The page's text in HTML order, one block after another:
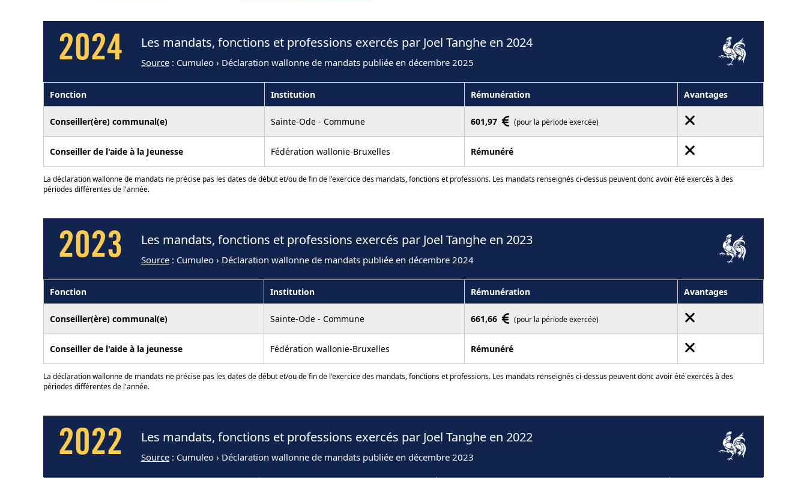
2024 Les mandats, fonctions et professions exercés par Joel Tanghe en 2024
Source : Cumuleo › Déclaration wallonne de mandats publiée en décembre 2025
Fonction Institution Rémunération Avantages
Conseiller(ère) communal(e) Sainte-Ode - Commune 601,97 (pour la période exercée)
Conseiller de l'aide à la Jeunesse Fédération wallonie-Bruxelles Rémunéré
La déclaration wallonne de mandats ne précise pas les dates de début et/ou de fin de l'exercice des mandats, fonctions et professions. Les mandats renseignés ci-dessus peuvent donc avoir été exercés à des
périodes différentes de l'année.
2023 Les mandats, fonctions et professions exercés par Joel Tanghe en 2023
Source : Cumuleo › Déclaration wallonne de mandats publiée en décembre 2024
Fonction Institution Rémunération Avantages
Conseiller(ère) communal(e) Sainte-Ode - Commune 661,66 (pour la période exercée)
Conseiller de l'aide à la jeunesse Fédération wallonie-Bruxelles Rémunéré
La déclaration wallonne de mandats ne précise pas les dates de début et/ou de fin de l'exercice des mandats, fonctions et professions. Les mandats renseignés ci-dessus peuvent donc avoir été exercés à des
périodes différentes de l'année.
2022 Les mandats, fonctions et professions exercés par Joel Tanghe en 2022
Source : Cumuleo › Déclaration wallonne de mandats publiée en décembre 2023